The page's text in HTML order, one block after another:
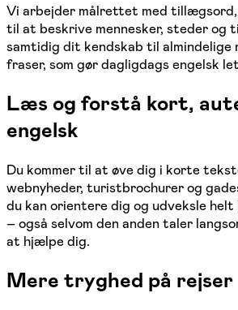
Vi arbejder målrettet med
til at beskrive mennesker, steder og
samtidig dit kendskab til almindelige
fraser, som gør dagligdags engelsk
Læs og forstå kort,
engelsk
Du kommer til at øve dig i korte
webnyheder, turistbrochurer og
du kan orientere dig og udveksle helt
– også selvom den anden taler
at hjælpe dig.
Mere tryghed på rejser